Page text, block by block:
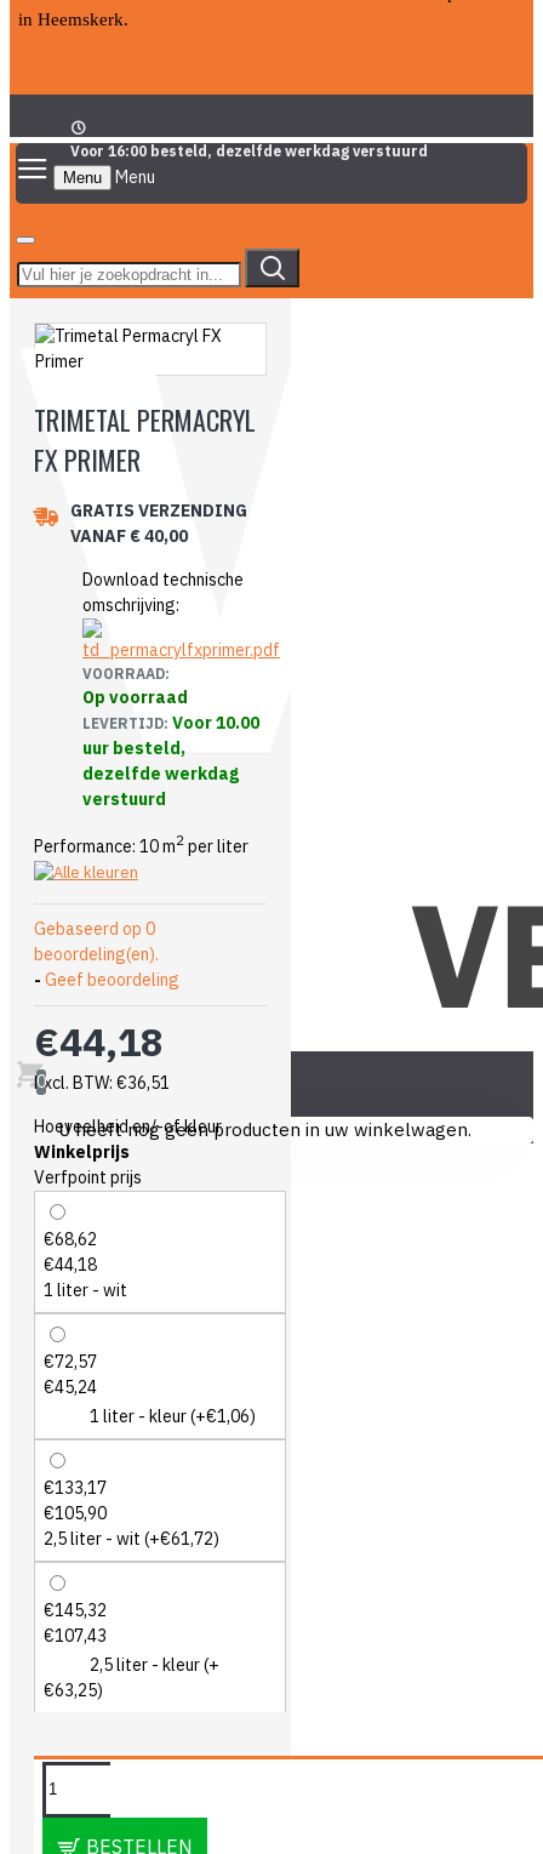
in Heemskerk.
Voor 16:00 besteld, dezelfde werkdag verstuurd
Menu
0
U heeft nog geen producten in uw winkelwagen.
TRIMETAL PERMACRYL
FX PRIMER
GRATIS VERZENDING
VANAF € 40,00
Download technische
omschrijving:
VOORRAAD:
Op voorraad
LEVERTIJD: Voor 10.00
uur besteld,
dezelfde werkdag
verstuurd
Performance: 10 m2 per liter
Gebaseerd op 0
beoordeling(en).
- Geef beoordeling
€44,18
Excl. BTW: €36,51
Hoeveelheid en/-of kleur
Winkelprijs
Verfpoint prijs
€68,62
€44,18
1 liter - wit
€72,57
€45,24
1 liter - kleur(+€1,06)
€133,17
€105,90
2,5 liter - wit (+€61,72)
€145,32
€107,43
2,5 liter - kleur(+
€63,25)
BESTELLEN
OMSCHRIJVING